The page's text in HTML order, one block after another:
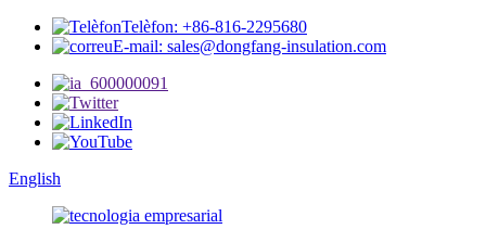
Telèfon: +86-816-2295680
E-mail: sales@dongfang-insulation.com
English